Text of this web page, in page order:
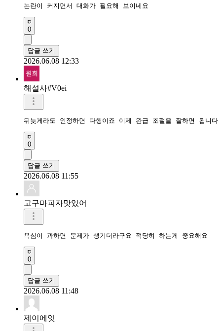
논란이 커지면서 대화가 필요해 보이네요
0
답글 쓰기
2026.06.08 12:33
해설사#V0ei
뒤늦게라도 인정하면 다행이죠 이제 완급 조절을 잘하면 됩니다
0
답글 쓰기
2026.06.08 11:55
고구마피자맛있어
욕심이 과하면 문제가 생기더라구요 적당히 하는게 중요해요
0
답글 쓰기
2026.06.08 11:48
제이에잇